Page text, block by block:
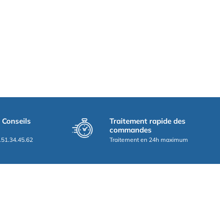
Traitement rapide des
commandes
Traitement en 24h maximum